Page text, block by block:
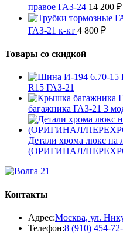
правое ГАЗ-24 14 200 ₽
ГАЗ-21 к-кт 4 800 ₽
Товары со скидкой
R15 ГАЗ-21
багажника ГАЗ-21 3
Детали хрома люкс на
(ОРИГИНАЛ/
Контакты
Адрес:Москва, ул.
Телефон:8 (910) 454-